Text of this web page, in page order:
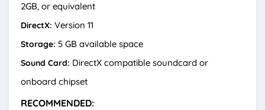
2GB, or equivalent
DirectX: Version 11
Storage: 5 GB available space
Sound Card: DirectX compatible soundcard or
onboard chipset
RECOMMENDED: